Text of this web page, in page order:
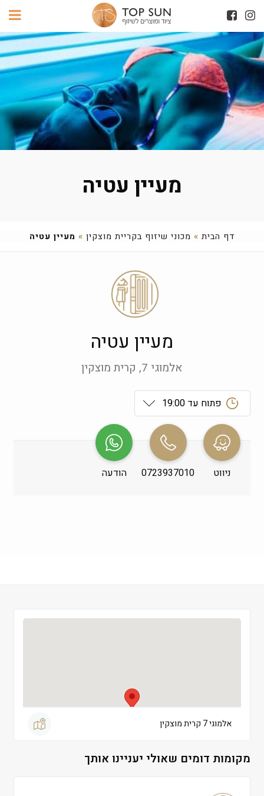
מעיין עטיה
דף הבית » מכוני שיזוף בקריית מוצקין » מעיין עטיה
מעיין עטיה
אלמוגי 7, קרית מוצקין
פתוח עד 19:00
ראשון
שני
09:00-19:00
שלישי
ניווט 0723937010 הודעה
אלמוגי 7 קרית מוצקין
מקומות דומים שאולי יעניינו אותך